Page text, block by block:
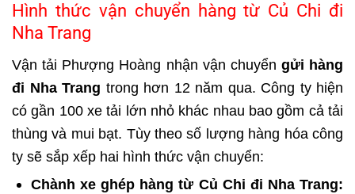
Hình thức vận chuyển hàng từ Củ Chi đi
Nha Trang
Vận tải Phượng Hoàng nhận vận chuyển gửi hàng
đi Nha Trang trong hơn 12 năm qua. Công ty hiện
có gần 100 xe tải lớn nhỏ khác nhau bao gồm cả tải
thùng và mui bạt. Tùy theo số lượng hàng hóa công
ty sẽ sắp xếp hai hình thức vận chuyển:
Chành xe ghép hàng từ Củ Chi đi Nha Trang: